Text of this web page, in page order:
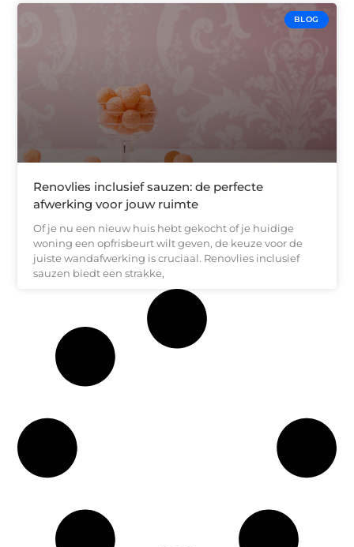
BLOG
Renovlies inclusief sauzen: de perfecte
afwerking voor jouw ruimte
Of je nu een nieuw huis hebt gekocht of je huidige
woning een opfrisbeurt wilt geven, de keuze voor de
juiste wandafwerking is cruciaal. Renovlies inclusief
sauzen biedt een strakke,